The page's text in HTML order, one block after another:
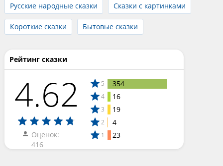
Русские народные сказки
Сказки с картинками
Короткие сказки Бытовые сказки
Рейтинг сказки
4.62
Оценок:
416
5 354
4 16
3 19
2 4
1 23